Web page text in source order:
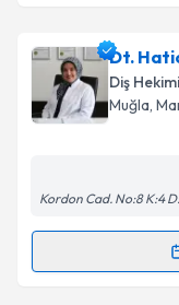
Dt.
Diş Hekimi
Muğla,
Kordon Cad. No:8 K:4
Randevu